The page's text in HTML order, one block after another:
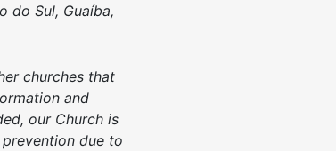
do Sul, Guaíba,
churches that
and
our Church is
due to